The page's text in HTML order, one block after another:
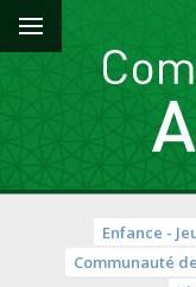
Enfance -
Communauté